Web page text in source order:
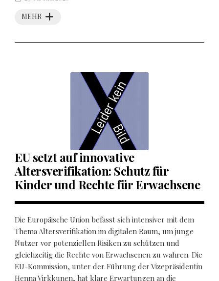
MEHR
EU setzt auf innovative
Altersverifikation: Schutz für
Kinder und Rechte für Erwachsene
Die Europäische Union befasst sich intensiver mit dem
Thema Altersverifikation im digitalen Raum, um junge
Nutzer vor potenziellen Risiken zu schützen und
gleichzeitig die Rechte von Erwachsenen zu wahren. Die
EU-Kommission, unter der Führung der Vizepräsidentin
Henna Virkkunen, hat klare Erwartungen an die